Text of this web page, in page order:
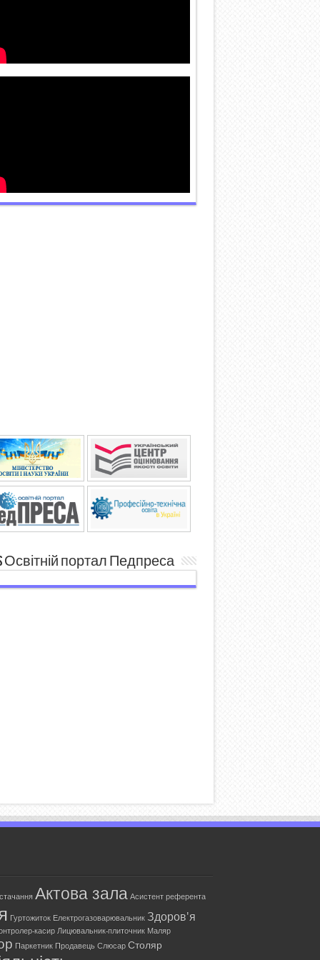
Освітній портал Педпреса
Актова зала Асистент референта
Гуртожиток Електрогазоварювальник Здоров'я
касир Лицювальник-плиточник Маляр
Паркетник Продавець Слюсар Столяр